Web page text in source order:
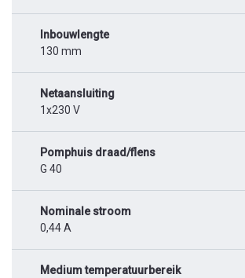
Inbouwlengte
130 mm
Netaansluiting
1x230 V
Pomphuis draad/flens
G 40
Nominale stroom
0,44 A
Medium temperatuurbereik